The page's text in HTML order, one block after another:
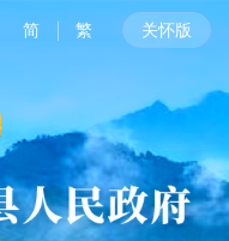
简 繁 关怀版